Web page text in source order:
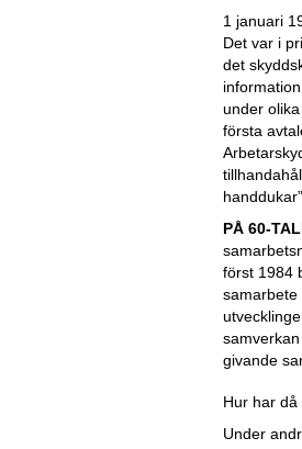
1 januari
Det var i
det
under
första
PÅ 60-
först 1984
givande
Hur har
Under